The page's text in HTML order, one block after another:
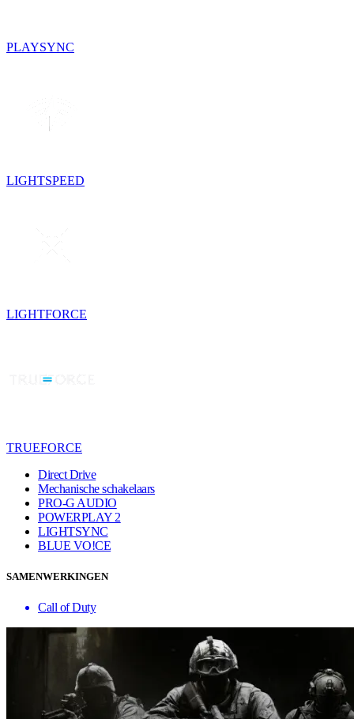
PLAYSYNC
LIGHTSPEED
LIGHTFORCE
TRUEFORCE
Direct Drive
Mechanische schakelaars
PRO-G AUDIO
POWERPLAY 2
LIGHTSYNC
BLUE VO!CE
SAMENWERKINGEN
Call of Duty